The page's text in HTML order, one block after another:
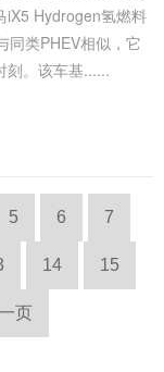
iX5 Hydrogen氢燃料
同类PHEV相似，它
刻。该车基......
5 6 7
14 15
页